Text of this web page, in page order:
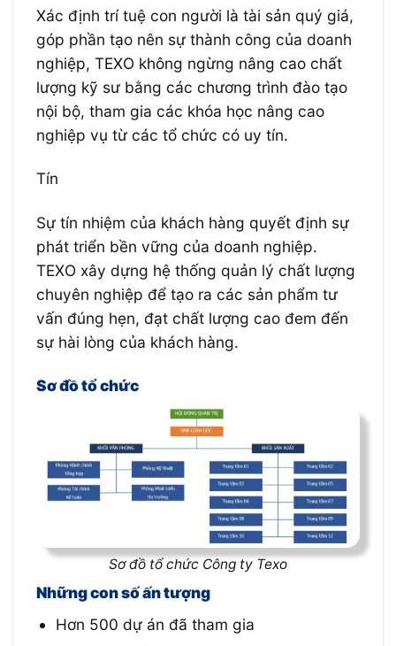
Xác định trí tuệ con người là tài sản quý giá,
góp phần tạo nên sự thành công của doanh
nghiệp, TEXO không ngừng nâng cao chất
lượng kỹ sư bằng các chương trình đào tạo
nội bộ, tham gia các khóa học nâng cao
nghiệp vụ từ các tổ chức có uy tín.
Tín
Sự tín nhiệm của khách hàng quyết định sự
phát triển bền vững của doanh nghiệp.
TEXO xây dựng hệ thống quản lý chất lượng
chuyên nghiệp để tạo ra các sản phẩm tư
vấn đúng hẹn, đạt chất lượng cao đem đến
sự hài lòng của khách hàng.
Sơ đồ tổ chức
Sơ đồ tổ chức Công ty Texo
Những con số ấn tượng
Hơn 500 dự án đã tham gia